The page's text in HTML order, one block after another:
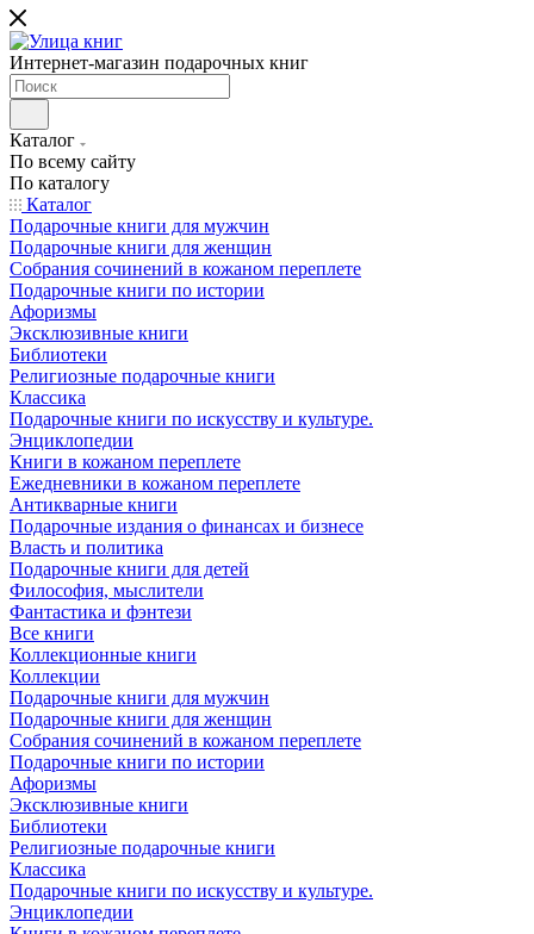
Интернет-магазин подарочных книг
Каталог
По всему сайту
По каталогу
Каталог
Подарочные книги для мужчин
Подарочные книги для женщин
Собрания сочинений в кожаном переплете
Подарочные книги по истории
Афоризмы
Эксклюзивные книги
Библиотеки
Религиозные подарочные книги
Классика
Подарочные книги по искусству и культуре.
Энциклопедии
Книги в кожаном переплете
Ежедневники в кожаном переплете
Антикварные книги
Подарочные издания о финансах и бизнесе
Власть и политика
Подарочные книги для детей
Философия, мыслители
Фантастика и фэнтези
Все книги
Коллекционные книги
Коллекции
Подарочные книги для мужчин
Подарочные книги для женщин
Собрания сочинений в кожаном переплете
Подарочные книги по истории
Афоризмы
Эксклюзивные книги
Библиотеки
Религиозные подарочные книги
Классика
Подарочные книги по искусству и культуре.
Энциклопедии